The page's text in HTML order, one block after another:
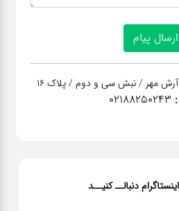
آرش مهر / نبش سی و دوم / پلاک 16
02188250243
دنبالــ کنیــد